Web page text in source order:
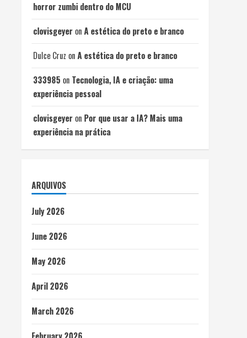
horror zumbi dentro do MCU
clovisgeyer on A estética do preto e branco
Dulce Cruz on A estética do preto e branco
333985 on Tecnologia, IA e criação: uma
experiência pessoal
clovisgeyer on Por que usar a IA? Mais uma
experiência na prática
ARQUIVOS
July 2026
June 2026
May 2026
April 2026
March 2026